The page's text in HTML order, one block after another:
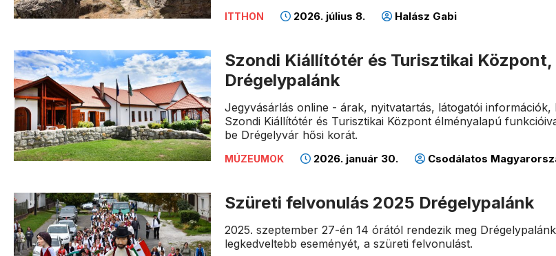
ITTHON 2026. július 8. Halász Gabi
Szondi Kiállítótér és Turisztikai Központ,
Drégelypalánk
Jegyvásárlás online - árak, nyitvatartás, látogatói információk,
Szondi Kiállítótér és Turisztikai Központ élményalapú
be Drégelyvár hősi korát.
MÚZEUMOK 2026. január 30. Csodálatos
Szüreti felvonulás 2025 Drégelypalánk
2025. szeptember 27-én 14 órától rendezik meg Drégelypalánk
legkedveltebb eseményét, a szüreti felvonulást.